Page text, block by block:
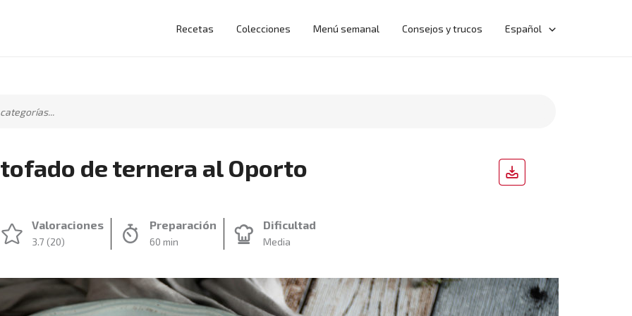
Recetas Colecciones Menú semanal Consejos y trucos Español
de ternera al Oporto
Valoraciones
3.7 (20)
Preparación
60 min
Dificultad
Media